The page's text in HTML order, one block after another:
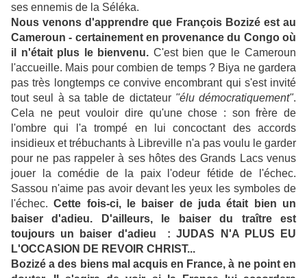
ses ennemis de la Séléka.
Nous venons d'apprendre que François Bozizé est au
Cameroun - certainement en provenance du Congo où
il n'était plus le bienvenu. C'est bien que le Cameroun
l'accueille. Mais pour combien de temps ? Biya ne gardera
pas très longtemps ce convive encombrant qui s'est invité
tout seul à sa table de dictateur "élu démocratiquement".
Cela ne peut vouloir dire qu'une chose : son frère de
l'ombre qui l'a trompé en lui concoctant des accords
insidieux et trébuchants à Libreville n'a pas voulu le garder
pour ne pas rappeler à ses hôtes des Grands Lacs venus
jouer la comédie de la paix l'odeur fétide de l'échec.
Sassou n'aime pas avoir devant les yeux les symboles de
l'échec.Cette fois-ci, le baiser de juda était bien un
baiser d'adieu. D'ailleurs, le baiser du traître est
toujours un baiser d'adieu : JUDAS N'A PLUS EU
L'OCCASION DE REVOIR CHRIST...
Bozizé a des biens mal acquis en France, à ne point en